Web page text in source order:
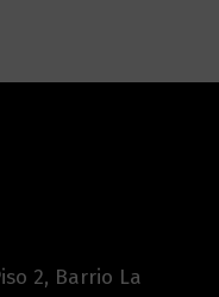
2, Barrio La